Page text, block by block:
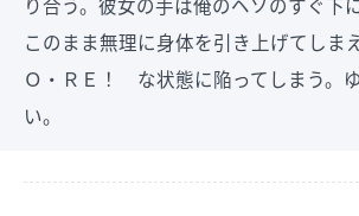
このまま無理に身体を引き上げてしま
Ｏ・ＲＥ！ な状態に陥ってしまう。
い。